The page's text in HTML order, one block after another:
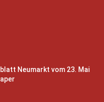
Neumarkt vom 23. Mai